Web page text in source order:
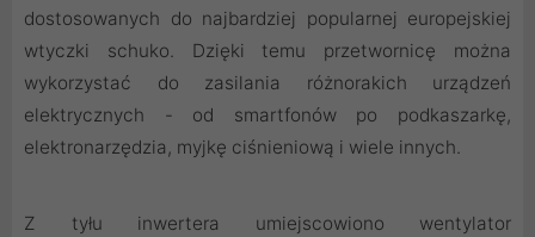
dostosowanych do najbardziej popularnej europejskiej
wtyczki schuko. Dzięki temu przetwornicę można
wykorzystać do zasilania różnorakich urządzeń
elektrycznych - od smartfonów po podkaszarkę,
elektronarzędzia, myjkę ciśnieniową i wiele innych.
Z tyłu inwertera umiejscowiono wentylator